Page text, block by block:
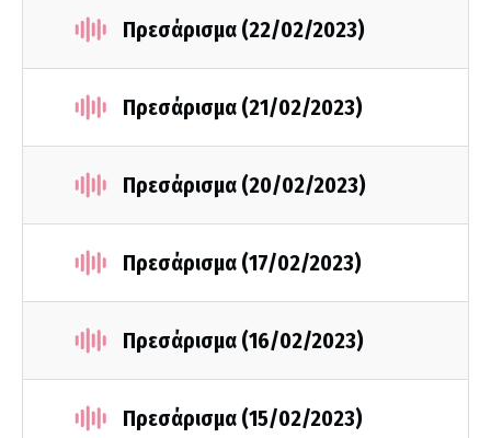
Πρεσάρισμα (22/02/2023)
Πρεσάρισμα (21/02/2023)
Πρεσάρισμα (20/02/2023)
Πρεσάρισμα (17/02/2023)
Πρεσάρισμα (16/02/2023)
Πρεσάρισμα (15/02/2023)